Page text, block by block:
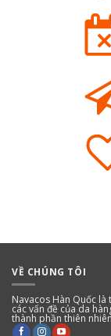
VỀ CHÚNG TÔI
Navacos Hàn Quốc
các vấn đề của da
thành phần thiên